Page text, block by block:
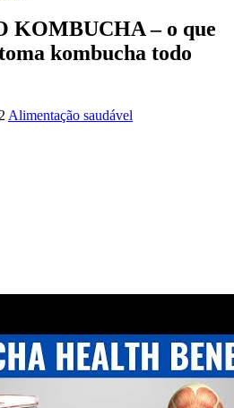
KOMBUCHA – o que
kombucha todo
Alimentação saudável